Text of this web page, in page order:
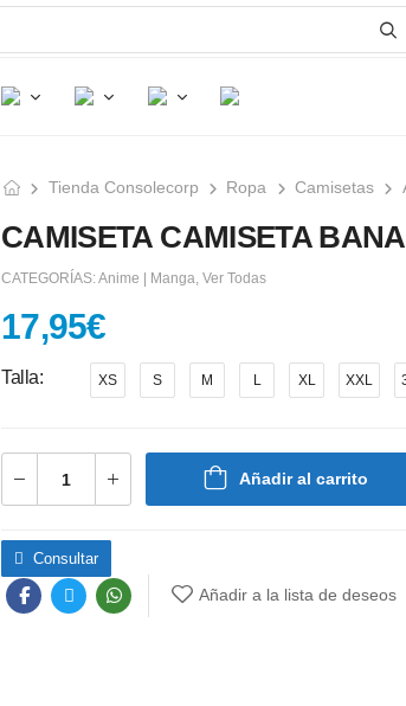
Tienda Consolecorp Ropa Camisetas
CAMISETA CAMISETA
CATEGORÍAS:Anime | Manga, Ver Todas
17,95€
Talla XS S M L XL XXL
Añadir al carrito
Consultar
Añadir a la lista de deseos